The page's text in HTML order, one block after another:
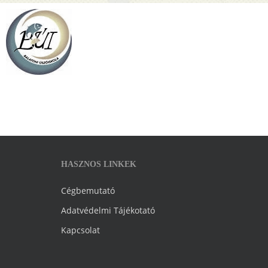
HASZNOS LINKEK
Cégbemutató
Adatvédelmi Tájékotató
Kapcsolat